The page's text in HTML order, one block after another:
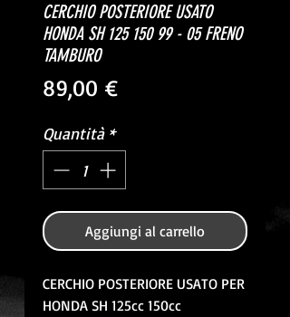
CERCHIO POSTERIORE USATO
HONDA SH 125 150 99 - 05 FRENO
TAMBURO
89,00 €Prezzo
Quantità *
Aggiungi al carrello
CERCHIO POSTERIORE USATO PER
HONDA SH 125cc 150cc